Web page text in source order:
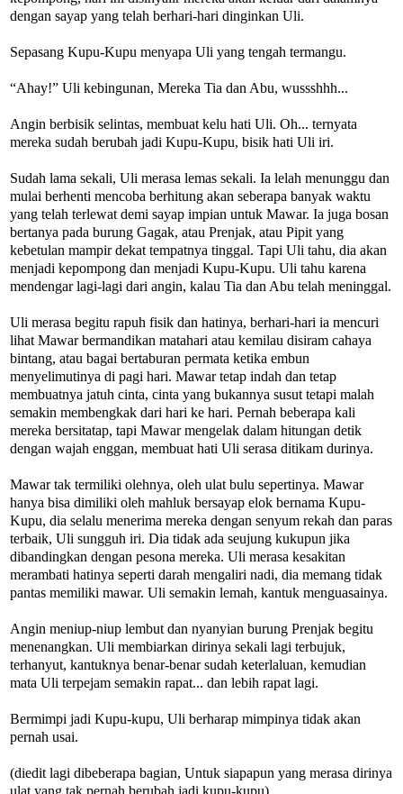
dengan sayap yang telah berhari-hari dinginkan Uli.
Sepasang Kupu-Kupu menyapa Uli yang tengah termangu.
“Ahay!” Uli kebingunan, Mereka Tia dan Abu, wussshhh...
Angin berbisik selintas, membuat kelu hati Uli. Oh... ternyata
mereka sudah berubah jadi Kupu-Kupu, bisik hati Uli iri.
Sudah lama sekali, Uli merasa lemas sekali. Ia lelah menunggu dan
mulai berhenti mencoba berhitung akan seberapa banyak waktu
yang telah terlewat demi sayap impian untuk Mawar. Ia juga bosan
bertanya pada burung Gagak, atau Prenjak, atau Pipit yang
kebetulan mampir dekat tempatnya tinggal. Tapi Uli tahu, dia akan
menjadi kepompong dan menjadi Kupu-Kupu. Uli tahu karena
mendengar lagi-lagi dari angin, kalau Tia dan Abu telah meninggal.
Uli merasa begitu rapuh fisik dan hatinya, berhari-hari ia mencuri
lihat Mawar bermandikan matahari atau kemilau disiram cahaya
bintang, atau bagai bertaburan permata ketika embun
menyelimutinya di pagi hari. Mawar tetap indah dan tetap
membuatnya jatuh cinta, cinta yang bukannya susut tetapi malah
semakin membengkak dari hari ke hari. Pernah beberapa kali
mereka bersitatap, tapi Mawar mengelak dalam hitungan detik
dengan wajah enggan, membuat hati Uli serasa ditikam durinya.
Mawar tak termiliki olehnya, oleh ulat bulu sepertinya. Mawar
hanya bisa dimiliki oleh mahluk bersayap elok bernama Kupu-
Kupu, dia selalu menerima mereka dengan senyum rekah dan paras
terbaik, Uli sungguh iri. Dia tidak ada seujung kukupun jika
dibandingkan dengan pesona mereka. Uli merasa kesakitan
merambati hatinya seperti darah mengaliri nadi, dia memang tidak
pantas memiliki mawar. Uli semakin lemah, kantuk menguasainya.
Angin meniup-niup lembut dan nyanyian burung Prenjak begitu
menenangkan. Uli membiarkan dirinya sekali lagi terbujuk,
terhanyut, kantuknya benar-benar sudah keterlaluan, kemudian
mata Uli terpejam semakin rapat... dan lebih rapat lagi.
Bermimpi jadi Kupu-kupu, Uli berharap mimpinya tidak akan
pernah usai.
(diedit lagi dibeberapa bagian, Untuk siapapun yang merasa dirinya
ulat yang tak pernah berubah jadi kupu-kupu)